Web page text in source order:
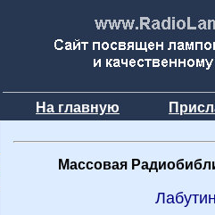
На главную
Массовая